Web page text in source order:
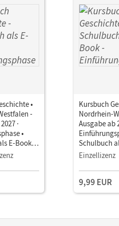
•
-
·
•
E-Book
Kursbuch
Nordrhein-
Ausgabe ab
Schulbuch
Mit Medien
Einzellizenz
9,99 EUR